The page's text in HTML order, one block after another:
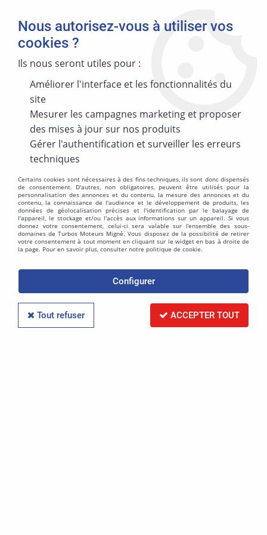
Accueil >CONSOMMABLE
Aucune correspondance trouvée
Politique de confidentialité
Mentions légales
Nous autorisez-vous à utiliser vos
cookies ?
Ils nous seront utiles pour :
Améliorer l'interface et les fonctionnalités du
site
Mesurer les campagnes marketing et proposer
des mises à jour sur nos produits
Gérer l'authentification et surveiller les erreurs
techniques
Certains cookies sont nécessaires à des fins techniques, ils sont donc dispensés
de consentement. D'autres, non obligatoires, peuvent être utilisés pour la
personnalisation des annonces et du contenu, la mesure des annonces et du
contenu, la connaissance de l'audience et le développement de produits, les
données de géolocalisation précises et l'identification par le balayage de
l'appareil, le stockage et/ou l'accès aux informations sur un appareil. Si vous
donnez votre consentement, celui-ci sera valable sur l’ensemble des sous-
domaines de Turbos Moteurs Migné. Vous disposez de la possibilité de retirer
votre consentement à tout moment en cliquant sur le widget en bas à droite de
la page. Pour en savoir plus, consulter notre politique de cookie.
Configurer
Tout refuser ACCEPTER TOUT